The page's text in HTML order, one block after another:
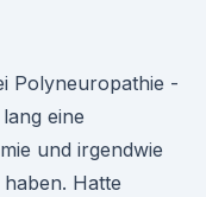
Polyneuropathie -
eine
und irgendwie
Hatte